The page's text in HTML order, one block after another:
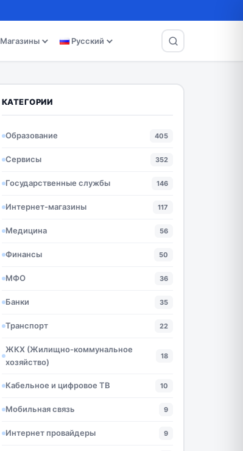
Магазины Русский
КАТЕГОРИИ
Образование 405
Сервисы 352
Государственные службы 146
Интернет-магазины 117
Медицина 56
Финансы 50
МФО 36
Банки 35
Транспорт 22
ЖКХ (Жилищно-коммунальное
хозяйство)
18
Кабельное и цифровое ТВ 10
Мобильная связь 9
Интернет провайдеры 9